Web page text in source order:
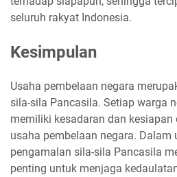
seluruh rakyat Indonesia.
Kesimpulan
Usaha pembelaan negara
sila-sila Pancasila. Setiap warga
memiliki kesadaran dan
usaha pembelaan negara. Dalam
pengamalan sila-sila Pancasila
penting untuk menjaga